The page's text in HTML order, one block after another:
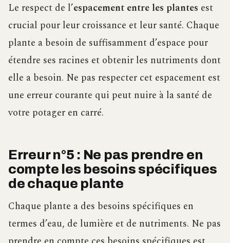
Le respect de l’espacement entre les plantes est
crucial pour leur croissance et leur santé. Chaque
plante a besoin de suffisamment d’espace pour
étendre ses racines et obtenir les nutriments dont
elle a besoin. Ne pas respecter cet espacement est
une erreur courante qui peut nuire à la santé de
votre potager en carré.
Erreur n°5 : Ne pas prendre en
compte les besoins spécifiques
de chaque plante
Chaque plante a des besoins spécifiques en
termes d’eau, de lumière et de nutriments. Ne pas